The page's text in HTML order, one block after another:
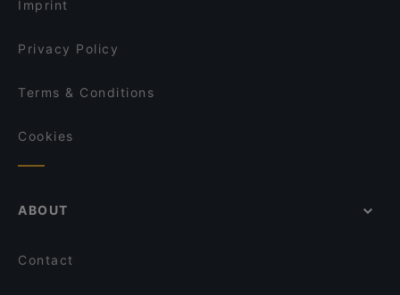
OPPA Korean BBQ Kaisaniemi
Imprint
Privacy Policy
Terms & Conditions
Cookies
ABOUT
Contact